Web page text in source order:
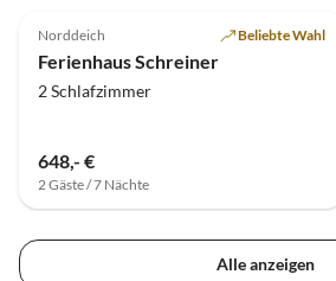
Norddeich Beliebte Wahl
Ferienhaus Schreiner
2 Schlafzimmer
648,- €
2 Gäste / 7 Nächte
Alle anzeigen